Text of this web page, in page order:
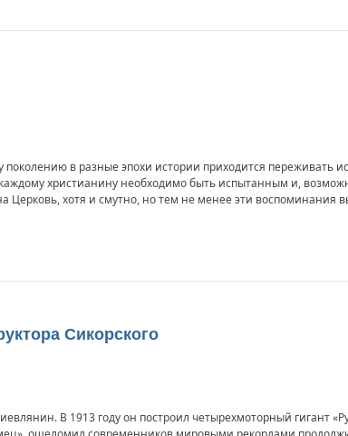
в разные эпохи истории приходится переживать
христианину необходимо быть испытанным и,
Церковь, хотя и смутно, но тем не менее эти воспоминания
Сикорского
В 1913 году он построил четырехмоторный гигант